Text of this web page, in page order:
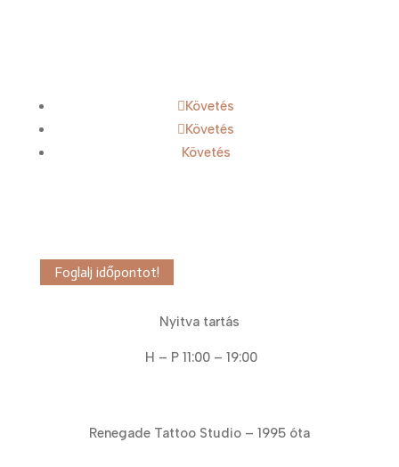
Követés
Követés
Követés
Foglalj időpontot!
Nyitva tartás
H – P 11:00 – 19:00
Renegade Tattoo Studio – 1995 óta